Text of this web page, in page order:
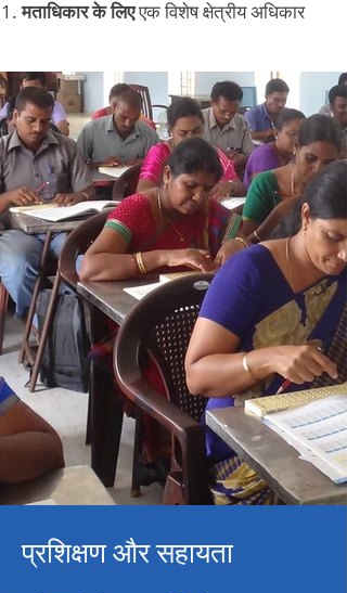
मताधिकार के लिएएक विशेष क्षेत्रीय अधिकार
प्रशिक्षण और सहायता